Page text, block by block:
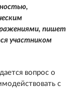
пишет
участником
вопрос о
с